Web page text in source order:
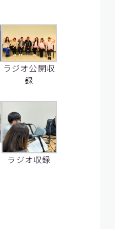
ラジオ公開収
録
ラジオ収録